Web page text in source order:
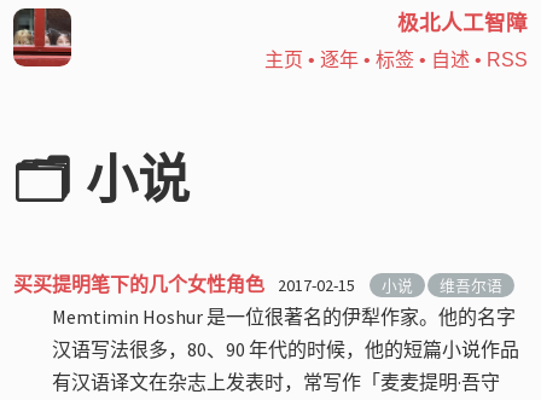
极北人工智障
主页 • 逐年• 标签• 自述 • RSS
🗂️ 小说
买买提明笔下的几个女性角色 2017-02-15 小说 维吾尔语
Memtimin Hoshur 是一位很著名的伊犁作家。他的名字
汉语写法很多，80、90 年代的时候，他的短篇小说作品
有汉语译文在杂志上发表时，常写作「麦麦提明·吾守